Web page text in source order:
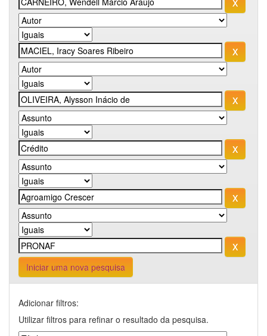
Iniciar uma nova pesquisa
Adicionar filtros:
Utilizar filtros para refinar o resultado da pesquisa.